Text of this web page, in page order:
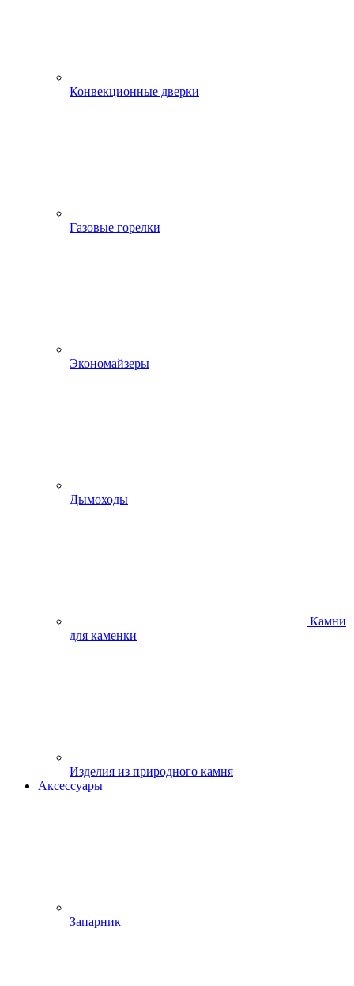
Конвекционные дверки
Газовые горелки
Экономайзеры
Дымоходы
Камни
для каменки
Изделия из природного камня
Аксессуары
Запарник